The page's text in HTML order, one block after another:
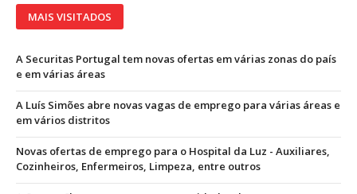
MAIS VISITADOS
A Securitas Portugal tem novas ofertas em várias zonas do país
e em várias áreas
A Luís Simões abre novas vagas de emprego para várias áreas e
em vários distritos
Novas ofertas de emprego para o Hospital da Luz - Auxiliares,
Cozinheiros, Enfermeiros, Limpeza, entre outros